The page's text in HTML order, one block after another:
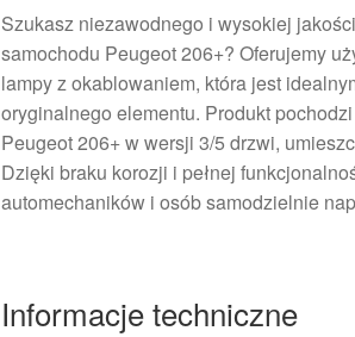
Szukasz niezawodnego i wysokiej
samochodu Peugeot 206+? Oferujemy
lampy z okablowaniem, która jest
oryginalnego elementu. Produkt
Peugeot 206+ w wersji 3/5 drzwi,
Dzięki braku korozji i pełnej
automechaników i osób samodzielnie
Informacje techniczne